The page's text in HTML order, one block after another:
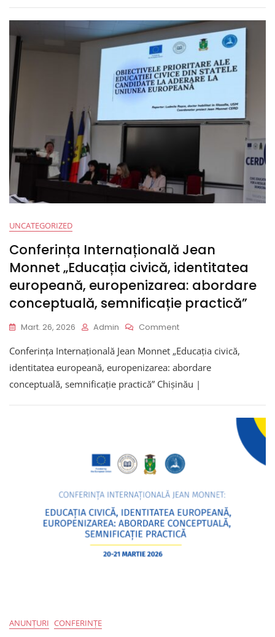
De
Vară
„Cetățenia
Activă
–
Prioritate
Strategică
A
Politicii
Statelor
Candidate
UE”
UNCATEGORIZED
Conferința Internațională Jean
Monnet „Educația civică, identitatea
europeană, europenizarea: abordare
conceptuală, semnificație practică”
Mart. 26, 2026 Admin CommentOn
Internațională
Jean
„Educația
Europenizarea:
Conceptuală,
Semnificație
Conferința Internațională Jean Monnet „Educația civică,
identitatea europeană, europenizarea: abordare
conceptuală, semnificație practică” Chișinău |
ANUNȚURI CONFERINȚE